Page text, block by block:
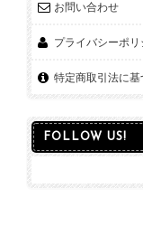
お問い合わせ
プライバシーポリ
特定商取引法に基
FOLLOW US!